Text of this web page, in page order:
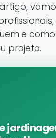
e
projeto.